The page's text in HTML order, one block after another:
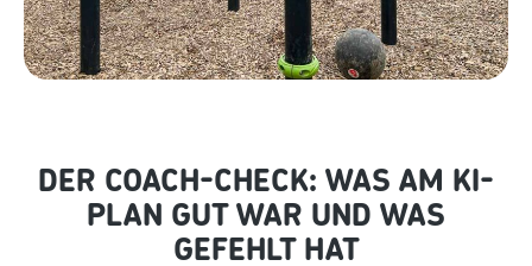
DER COACH-CHECK: WAS AM KI-
PLAN GUT WAR UND WAS
GEFEHLT HAT